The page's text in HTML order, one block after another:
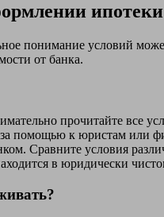
ипотеки
понимание условий
от банка.
прочитайте все
за помощью к юристам или
Сравните условия
в юридически